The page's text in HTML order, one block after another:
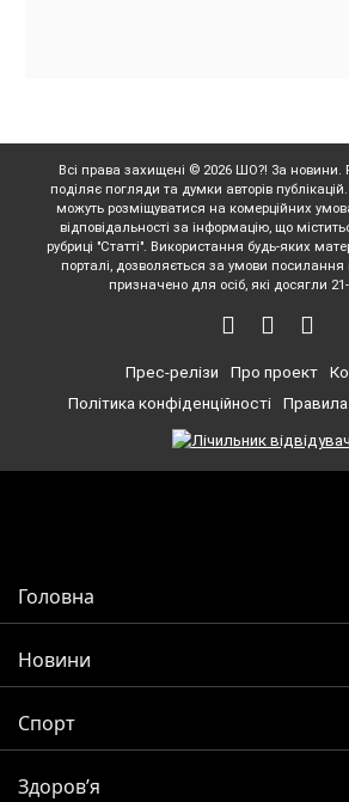
Всі права захищені © 2026 ШО?! За новини.
поділяє погляди та думки авторів публікацій.
можуть розміщуватися на комерційних
відповідальності за інформацію, що
рубриці "Статті". Використання будь-яких
порталі, дозволяється за умови
призначено для осіб, які досягли 21-
Прес-релізи Про проект
Політика конфіденційності
Правила
Головна
Новини
Спорт
Здоров’я